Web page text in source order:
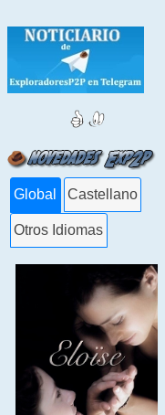
Global Castellano
Otros Idiomas